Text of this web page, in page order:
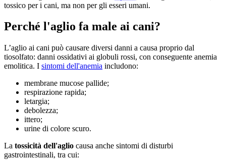
tossico per i cani, ma non per gli esseri umani.
Perché l'aglio fa male ai cani?
L’aglio ai cani può causare diversi danni a causa proprio dal
tiosolfato: danni ossidativi ai globuli rossi, con conseguente anemia
emolitica. I sintomi dell'anemia includono:
membrane mucose pallide;
respirazione rapida;
letargia;
debolezza;
ittero;
urine di colore scuro.
La tossicità dell'aglio causa anche sintomi di disturbi
gastrointestinali, tra cui: